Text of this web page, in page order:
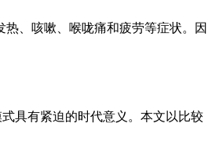
热、咳嗽、喉咙痛和疲劳等症状。因
具有紧迫的时代意义。本文以比较